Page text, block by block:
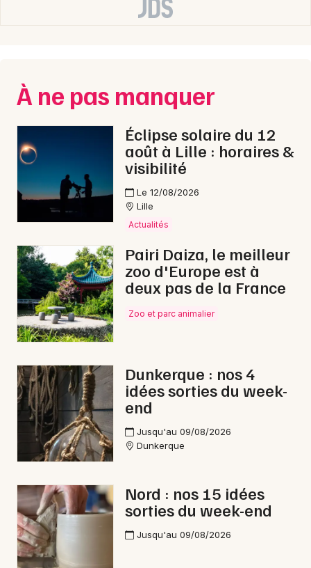
À ne pas manquer
Éclipse solaire du 12
août à Lille : horaires &
visibilité
Le 12/08/2026
Lille
Actualités
Pairi Daiza, le meilleur
zoo d'Europe est à
deux pas de la France
Zoo et parc animalier
Dunkerque : nos 4
idées sorties du week-
end
Jusqu'au 09/08/2026
Dunkerque
Nord : nos 15 idées
sorties du week-end
Jusqu'au 09/08/2026